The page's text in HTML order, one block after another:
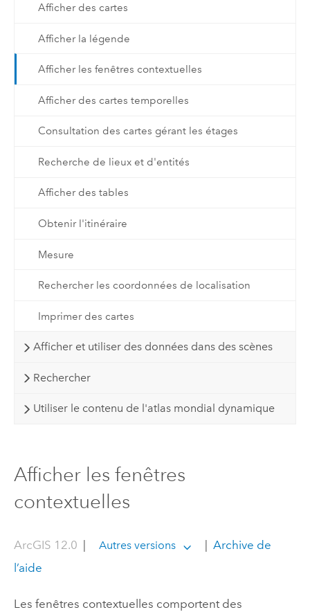
Afficher des cartes
Afficher la légende
Afficher les fenêtres contextuelles
Afficher des cartes temporelles
Consultation des cartes gérant les étages
Recherche de lieux et d'entités
Afficher des tables
Obtenir l'itinéraire
Mesure
Rechercher les coordonnées de localisation
Imprimer des cartes
Afficher et utiliser des données dans des scènes
Rechercher
Utiliser le contenu de l'atlas mondial dynamique
Afficher les fenêtres
contextuelles
ArcGIS 12.0 Autres versions
Archive de
l’aide
Les fenêtres contextuelles comportent des